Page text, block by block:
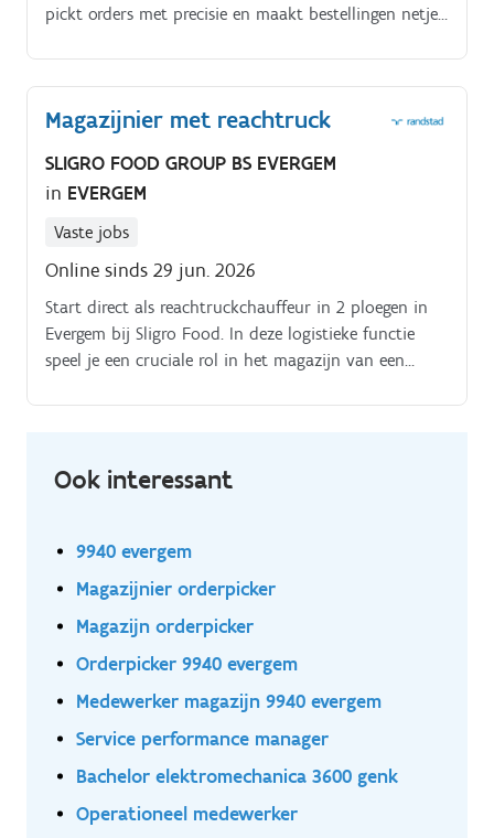
pickt orders met precisie en maakt bestellingen netjes
met bakken, vaten en POS materiaal en schakelt
daarbij vlot met de commerciële binnendienst (want
samenwerken smaakt altijd beter).
Magazijnier met reachtruck
SLIGRO FOOD GROUP BS EVERGEM
in EVERGEM
Vaste jobs
Online sinds 29 jun. 2026
Start direct als reachtruckchauffeur in 2 ploegen in
Evergem bij Sligro Food. In deze logistieke functie
speel je een cruciale rol in het magazijn van een
Ook interessant
9940 evergem
Magazijnier orderpicker
Magazijn orderpicker
Orderpicker 9940 evergem
Medewerker magazijn 9940 evergem
Service performance manager
Bachelor elektromechanica 3600 genk
Operationeel medewerker